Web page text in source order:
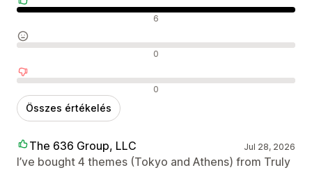
6
0
0
Összes értékelés
The 636 Group, LLC Jul 28, 2026
I’ve bought 4 themes (Tokyo and Athens) from Truly